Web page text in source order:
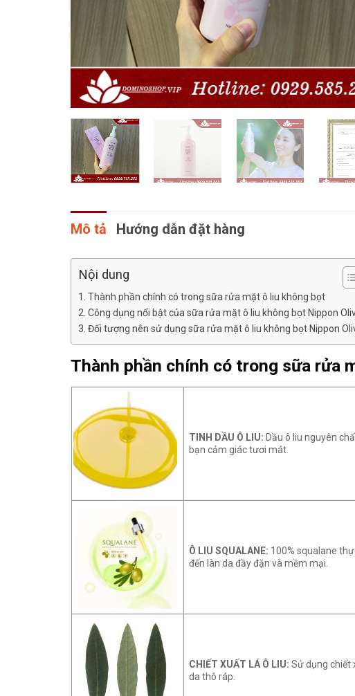
Mô tả Hướng dẫn đặt hàng
Nội dung
Thành phần chính có trong sữa rửa mặt ô liu không bọt
Công dụng nổi bật của sữa rửa mặt ô liu không bọt Nippon
Đối tượng nên sử dụng sữa rửa mặt ô liu không bọt Nippon
Thành phần chính có trong sữa rửa
TINH DẦU Ô LIU: Dầu ô liu nguyên
bạn cảm giác tươi mát.
Ô LIU SQUALANE: 100% squalane
đến làn da đầy đặn và mềm mại.
CHIẾT XUẤT LÁ Ô LIU: Sử dụng chiết
da thô ráp.